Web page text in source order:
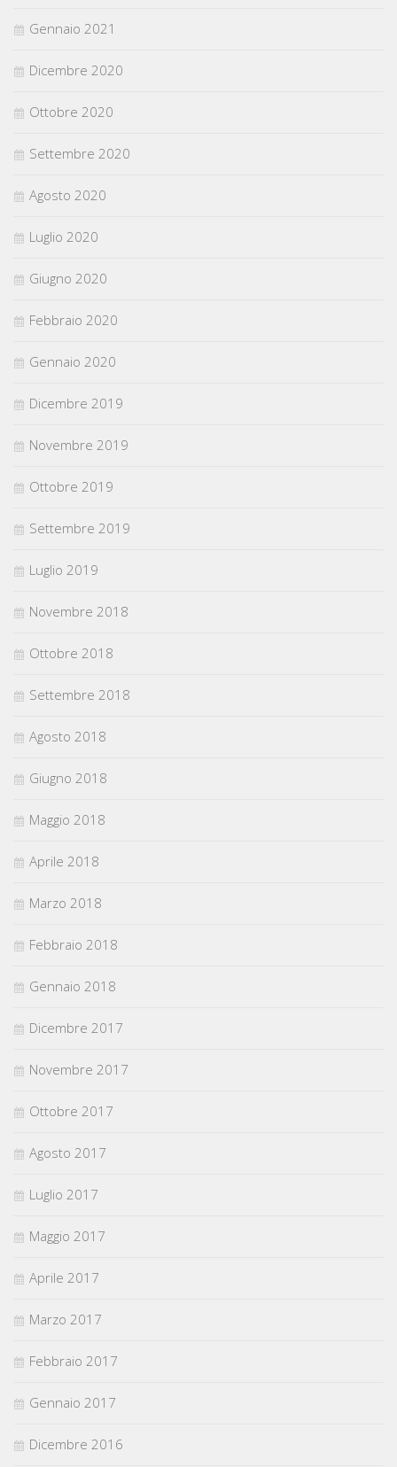
Gennaio 2021
Dicembre 2020
Ottobre 2020
Settembre 2020
Agosto 2020
Luglio 2020
Giugno 2020
Febbraio 2020
Gennaio 2020
Dicembre 2019
Novembre 2019
Ottobre 2019
Settembre 2019
Luglio 2019
Novembre 2018
Ottobre 2018
Settembre 2018
Agosto 2018
Giugno 2018
Maggio 2018
Aprile 2018
Marzo 2018
Febbraio 2018
Gennaio 2018
Dicembre 2017
Novembre 2017
Ottobre 2017
Agosto 2017
Luglio 2017
Maggio 2017
Aprile 2017
Marzo 2017
Febbraio 2017
Gennaio 2017
Dicembre 2016